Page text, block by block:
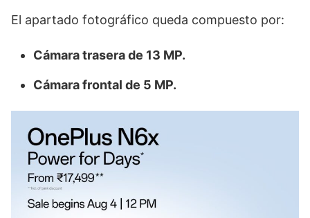
El apartado fotográfico queda compuesto por:
Cámara trasera de 13 MP.
Cámara frontal de 5 MP.